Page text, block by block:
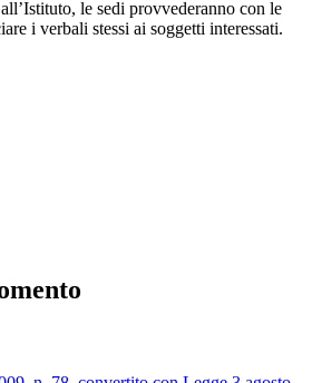
le sedi provvederanno con le
i verbali stessi ai soggetti interessati.